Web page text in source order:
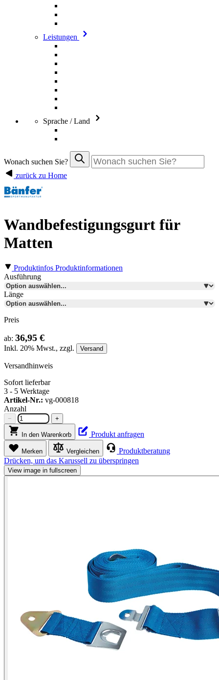
Leistungen
Sprache / Land
Wonach suchen Sie?
zurück zu Home
Wandbefestigungsgurt für
Matten
Produktinfos Produktinformationen
Ausführung
Länge
Preis
ab: 36,95 €
Inkl. 20% Mwst., zzgl. Versand
Versandhinweis
Sofort lieferbar
3 - 5 Werktage
Artikel-Nr.: vg-000818
Anzahl
− +
In den Warenkorb Produkt anfragen
Merken Vergleichen
Produktberatung
Drücken, um das Karussell zu überspringen
View image in fullscreen